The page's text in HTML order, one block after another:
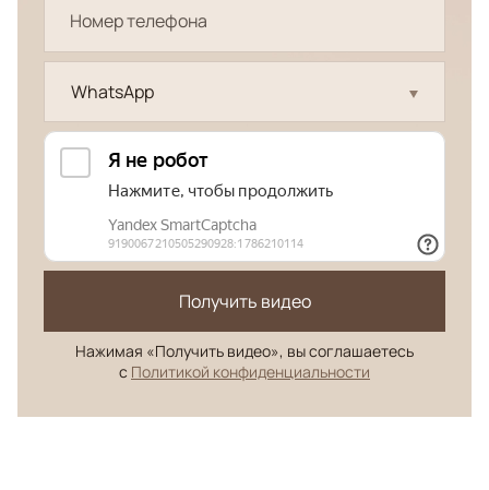
WhatsApp
Получить видео
Нажимая «Получить видео», вы соглашаетесь
с Политикой конфиденциальности